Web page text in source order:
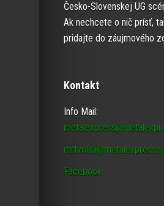
Česko-Slovenskej UG
Ak nechcete o nič prísť,
pridajte do záujmového
Kontakt
Info Mail:
Facebook